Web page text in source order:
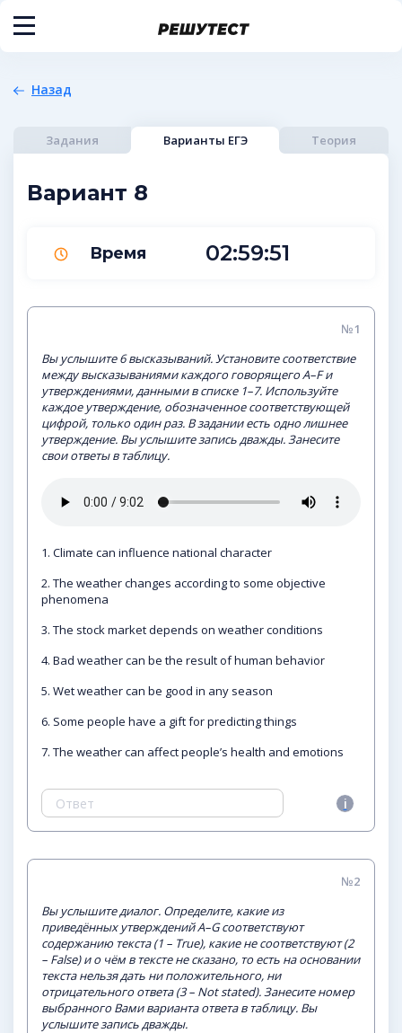
Назад
Задания Варианты ЕГЭ Теория
Вариант 8
Время 02:59:50
№1
Вы услышите 6 высказываний. Установите соответствие
между высказываниями каждого говорящего A–F и
утверждениями, данными в списке 1–7. Используйте
каждое утверждение, обозначенное соответствующей
цифрой, только один раз. В задании есть одно лишнее
утверждение. Вы услышите запись дважды. Занесите
свои ответы в таблицу.
1. Climate can influence national character
2. The weather changes according to some objective
phenomena
3. The stock market depends on weather conditions
4. Bad weather can be the result of human behavior
5. Wet weather can be good in any season
6. Some people have a gift for predicting things
7. The weather can affect people’s health and emotions
№2
Вы услышите диалог. Определите, какие из
приведённых утверждений А–G соответствуют
содержанию текста (1 – True), какие не соответствуют (2
– False) и о чём в тексте не сказано, то есть на основании
текста нельзя дать ни положительного, ни
отрицательного ответа (3 – Not stated). Занесите номер
выбранного Вами варианта ответа в таблицу. Вы
услышите запись дважды.